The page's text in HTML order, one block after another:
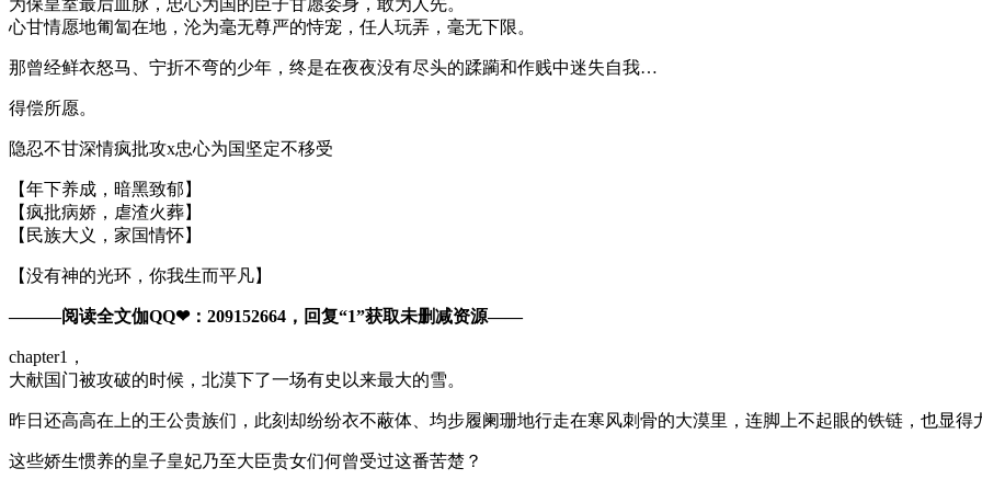
心甘情愿地匍匐在地，沦为毫无尊严的恃宠，任人玩弄，毫无下限。
那曾经鲜衣怒马、宁折不弯的少年，终是在夜夜没有尽头的蹂躏和作贱中迷失自我…
得偿所愿。
隐忍不甘深情疯批攻x忠心为国坚定不移受
【年下养成，暗黑致郁】
【疯批病娇，虐渣火葬】
【民族大义，家国情怀】
【没有神的光环，你我生而平凡】
———阅读全文伽QQ❤：209152664，回复“1”获取未删减资源—​​​​—
chapter1，
大献国门被攻破的时候，北漠下了一场有史以来最大的雪。
昨日还高高在上的王公贵族们，此刻却纷纷衣不蔽体、均步履阑珊地行走在寒风刺骨的大漠里，连脚上不起眼的铁链，也显得
这些娇生惯养的皇子皇妃乃至大臣贵女们何曾受过这番苦楚？